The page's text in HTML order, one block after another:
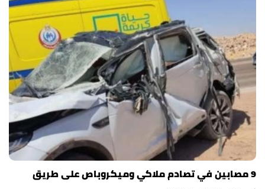
9 مصابين في تصادم ملاكي وميكروباص على طريق